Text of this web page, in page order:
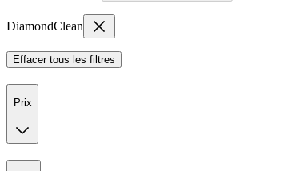
DiamondClean
Effacer tous les filtres
Prix